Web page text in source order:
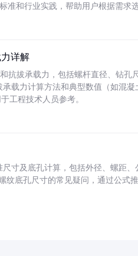
准和行业实践，帮助用户根据需求
详解
抗拔承载力，包括螺杆直径、钻孔
载力计算方法和典型数值（如混
工程技术人员参考。
寸及底孔计算，包括外径、螺距
纹底孔尺寸的常见疑问，通过公